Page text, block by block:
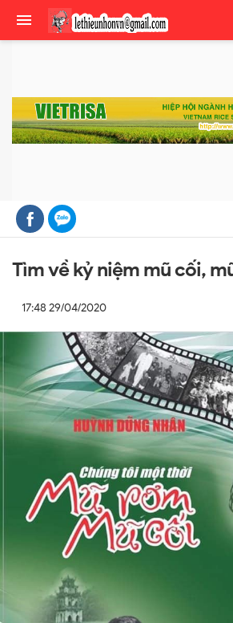
Tìm về kỷ niệm mũ cối,
17:48 29/04/2020